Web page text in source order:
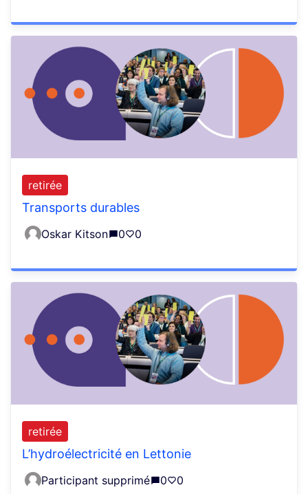
Transports durables
retirée
Oskar Kitson 0 0
L’hydroélectricité en Lettonie
retirée
Participant supprimé 0 0